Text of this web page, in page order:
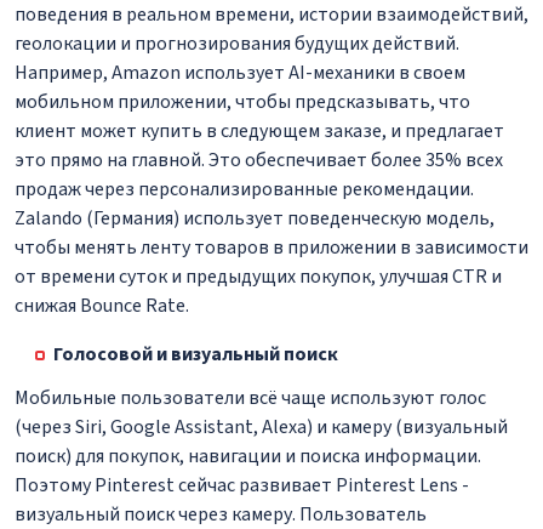
поведения в реальном времени, истории взаимодействий,
геолокации и прогнозирования будущих действий.
Например, Amazon использует AI-механики в своем
мобильном приложении, чтобы предсказывать, что
клиент может купить в следующем заказе, и предлагает
это прямо на главной. Это обеспечивает более 35% всех
продаж через персонализированные рекомендации.
Zalando (Германия) использует поведенческую модель,
чтобы менять ленту товаров в приложении в зависимости
от времени суток и предыдущих покупок, улучшая CTR и
снижая Bounce Rate.
Голосовой и визуальный поиск
Мобильные пользователи всё чаще используют голос
(через Siri, Google Assistant, Alexa) и камеру (визуальный
поиск) для покупок, навигации и поиска информации.
Поэтому Pinterest сейчас развивает Pinterest Lens -
визуальный поиск через камеру. Пользователь